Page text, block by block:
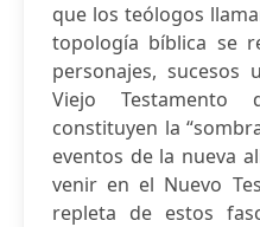
que los teólogos
topología bíblica se
personajes,
Viejo Testamento
constituyen la
eventos de la nueva
venir en el Nuevo
repleta de estos